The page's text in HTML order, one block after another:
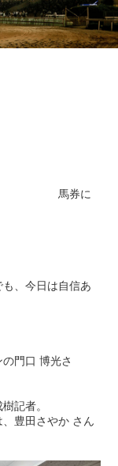
･
も、今日は自信あ
門口 博光さ
記者。
豊田さやか さん